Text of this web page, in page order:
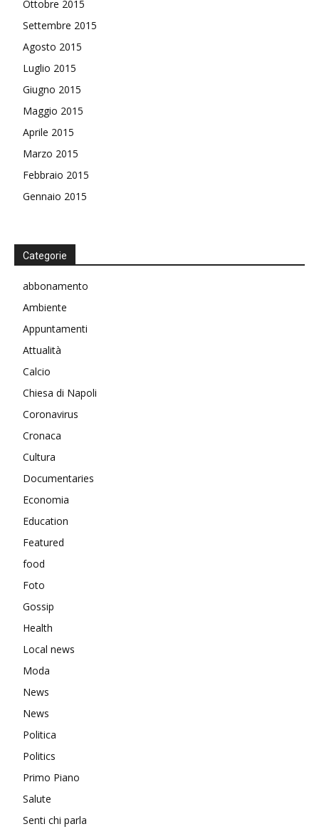
Ottobre 2015
Settembre 2015
Agosto 2015
Luglio 2015
Giugno 2015
Maggio 2015
Aprile 2015
Marzo 2015
Febbraio 2015
Gennaio 2015
Categorie
abbonamento
Ambiente
Appuntamenti
Attualità
Calcio
Chiesa di Napoli
Coronavirus
Cronaca
Cultura
Documentaries
Economia
Education
Featured
food
Foto
Gossip
Health
Local news
Moda
News
News
Politica
Politics
Primo Piano
Salute
Senti chi parla